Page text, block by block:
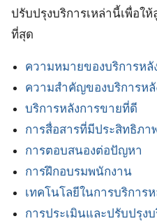
ปรับปรุงบริการเหล่านี้เพื่อใ
ที่สุด
ความหมายของบริการหลั
ความสำคัญของบริการหลั
บริการหลังการขายที่ดี
การสื่อสารที่มีประสิทธิภา
การตอบสนองต่อปัญหา
การฝึกอบรมพนักงาน
เทคโนโลยีในการบริการ
การประเมินและปรับปรุง